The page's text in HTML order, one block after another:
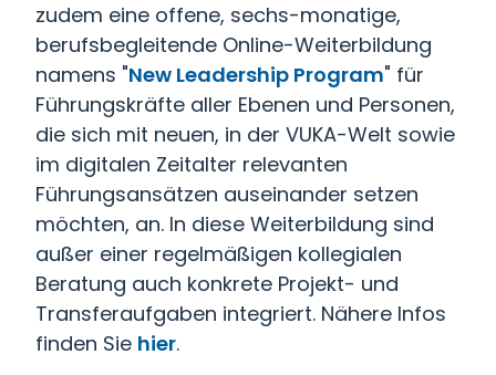
zudem eine offene, sechs-monatige,
berufsbegleitende Online-Weiterbildung
namens "New Leadership Program" für
Führungskräfte aller Ebenen und Personen,
die sich mit neuen, in der VUKA-Welt sowie
im digitalen Zeitalter relevanten
Führungsansätzen auseinander setzen
möchten, an. In diese Weiterbildung sind
außer einer regelmäßigen kollegialen
Beratung auch konkrete Projekt- und
Transferaufgaben integriert. Nähere Infos
finden Sie hier.